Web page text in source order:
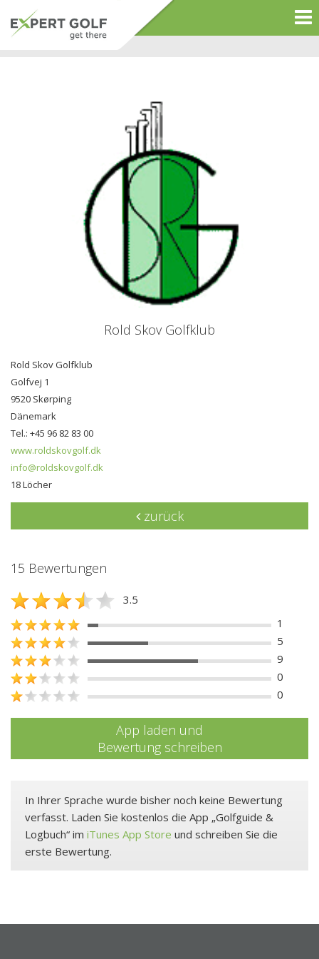
Rold Skov Golfklub
Rold Skov Golfklub
Golfvej 1
9520 Skørping
Dänemark
Tel.: +45 96 82 83 00
www.roldskovgolf.dk
info@roldskovgolf.dk
18 Löcher
zurück
15 Bewertungen
3.5
1
5
9
0
0
App laden und
Bewertung schreiben
In Ihrer Sprache wurde bisher noch keine Bewertung
verfasst. Laden Sie kostenlos die App „Golfguide &
Logbuch“ im iTunes App Store und schreiben Sie die
erste Bewertung.